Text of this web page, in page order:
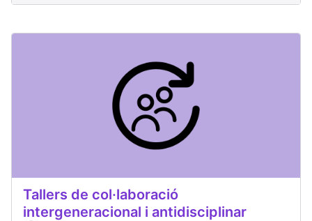
Tallers de col·laboració
intergeneracional i antidisciplinar